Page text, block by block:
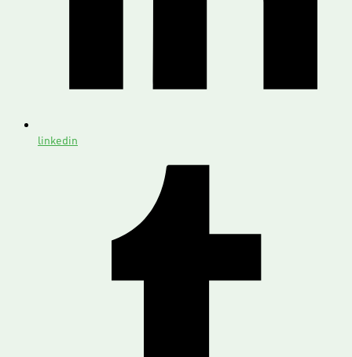
linkedin